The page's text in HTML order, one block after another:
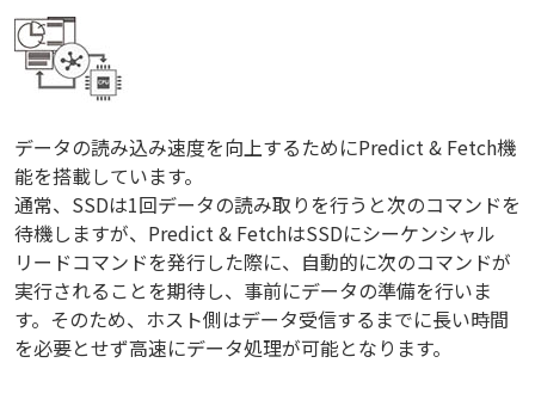
データの読み込み速度を向上するためにPredict & Fetch機
能を搭載しています。
通常、SSDは1回データの読み取りを行うと次のコマンドを
待機しますが、Predict & FetchはSSDにシーケンシャル
リードコマンドを発行した際に、自動的に次のコマンドが
実行されることを期待し、事前にデータの準備を行いま
す。そのため、ホスト側はデータ受信するまでに長い時間
を必要とせず高速にデータ処理が可能となります。